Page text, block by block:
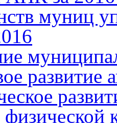
муниц
развитие